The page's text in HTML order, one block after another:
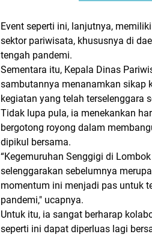
Event seperti ini, lanjutnya,
sektor pariwisata, khususnya di
tengah pandemi.
Sementara itu, Kepala Dinas
sambutannya menanamkan sikap
kegiatan yang telah terselenggara
Tidak lupa pula, ia menekankan
bergotong royong dalam
dipikul bersama.
“Kegemuruhan Senggigi di
selenggarakan sebelumnya
momentum ini menjadi pas untuk
pandemi," ucapnya.
Untuk itu, ia sangat berharap
seperti ini dapat diperluas lagi